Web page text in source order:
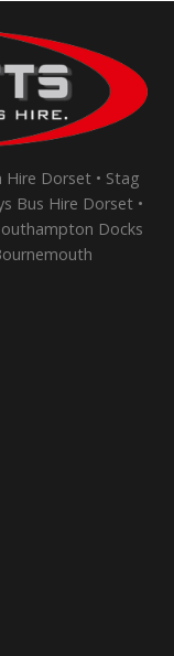
Hire Dorset • Stag
Bus Hire Dorset •
Docks